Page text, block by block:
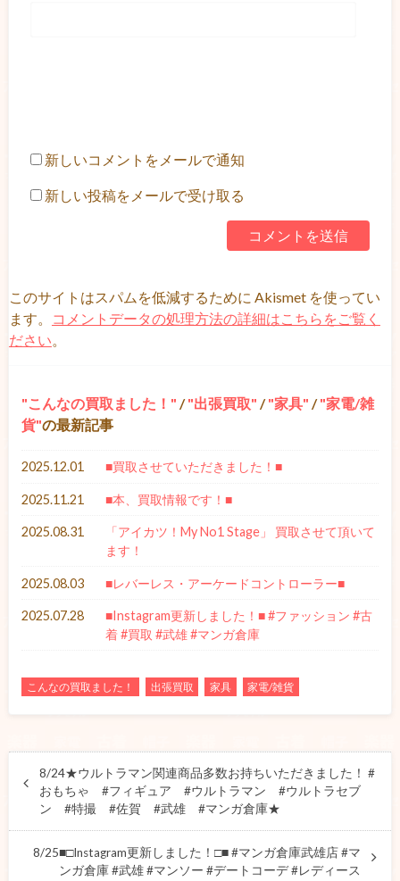
新しいコメントをメールで通知
新しい投稿をメールで受け取る
このサイトはスパムを低減するために Akismet を使ってい
ます。
コメントデータの処理方法の詳細はこちらをご覧く
ださい
こんなの買取ました！ / 出張買取 / 家具 / 家電/雑
貨 の最新記事
2025.12.01 ■買取させていただきました！■
2025.11.21 ■本、買取情報です！■
2025.08.31
「アイカツ！My No1 Stage」 買取させて頂いて
ます！
2025.08.03 ■レバーレス・アーケードコントローラー■
2025.07.28
■Instagram更新しました！■ #ファッション #古
着 #買取 #武雄 #マンガ倉庫
こんなの買取ました！ 出張買取 家具 家電/雑貨
8/24★ウルトラマン関連商品多数お持ちいただきました！ #
おもちゃ #フィギュア #ウルトラマン #ウルトラセブ
ン #特撮 #佐賀 #武雄 #マンガ倉庫★
8/25■□Instagram更新しました！□■ #マンガ倉庫武雄店 #マ
ンガ倉庫 #武雄 #マンソー #デートコーデ #レディース